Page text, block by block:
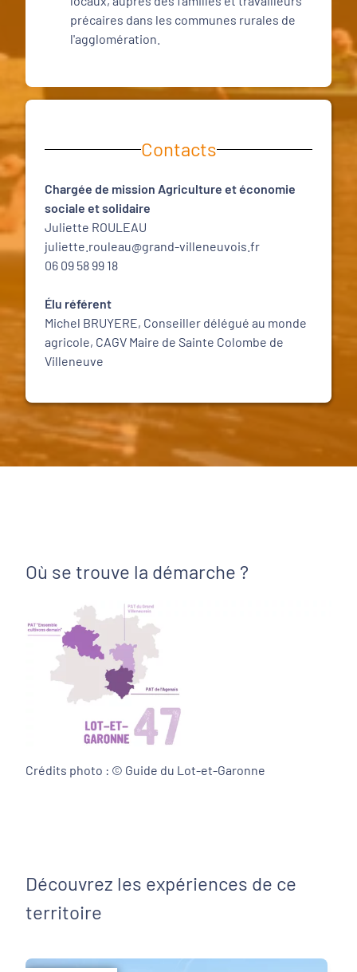
précaires dans les communes rurales de
l'agglomération.
Contacts
Chargée de mission Agriculture et économie
sociale et solidaire
Juliette ROULEAU
juliette.rouleau@grand-villeneuvois.fr
06 09 58 99 18
Élu référent
Michel BRUYERE, Conseiller délégué au monde
agricole, CAGV Maire de Sainte Colombe de
Villeneuve
Où se trouve la démarche ?
Crédits photo : © Guide du Lot-et-Garonne
Découvrez les expériences de ce
territoire